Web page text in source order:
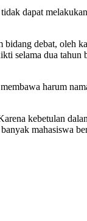
dapat
debat, oleh
selama dua
harum
kebetulan
mahasiswa